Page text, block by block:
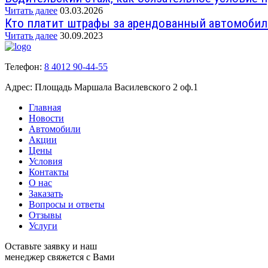
Читать далее 03.03.2026
Кто платит штрафы за арендованный
Читать далее 30.09.2023
Телефон: 8 4012 90-44-55
Адрес: Площадь Маршала Василевского 2 оф.1
Главная
Новости
Автомобили
Акции
Цены
Условия
Контакты
О нас
Заказать
Вопросы и ответы
Отзывы
Услуги
Оставьте заявку и наш
менеджер свяжется с Вами